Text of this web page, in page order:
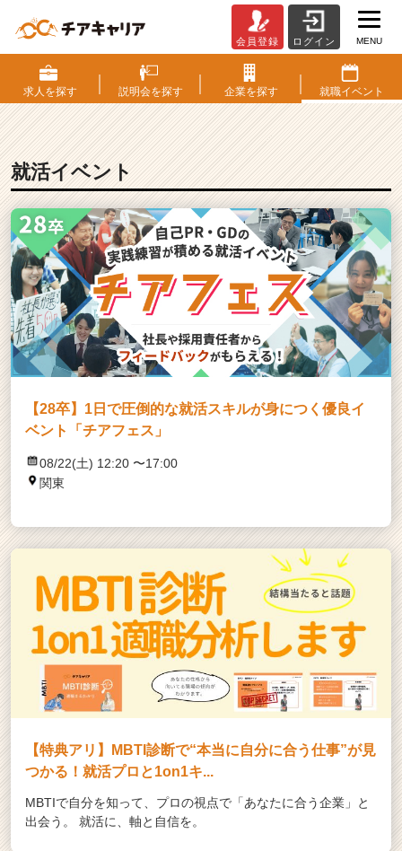
活
イ
ベ
ン
チ
ャ
ー・
成
長
企
業
か
ら
カ
ウ
が
イ
ト
チ
ア
キ
リ
h
e
C
会員登録 ログイン MENU
求人を探す 説明会を探す 企業を探す 就職イベント
就活イベント
【28卒】1日で圧倒的な就活スキルが身につく優良イ
ベント「チアフェス」
08/22(土) 12:20 〜17:00
関東
【特典アリ】MBTI診断で“本当に自分に合う仕事”が見
つかる！就活プロと1on1キ...
MBTIで自分を知って、プロの視点で「あなたに合う企業」と
出会う。 就活に、軸と自信を。